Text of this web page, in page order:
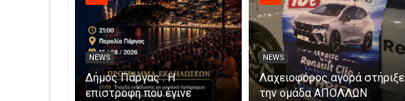
NEWS
Δήμος Πάργας : Η
επιστροφή που έγινε
NEWS
Λαχειοφόρος αγορά στήριξε
την ομάδα ΑΠΟΛΛΩΝ